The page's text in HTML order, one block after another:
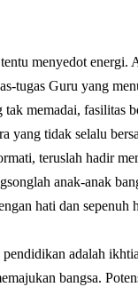
menyedot energi.
tugas Guru yang
memadai, fasilitas
yang tidak selalu
teruslah hadir
anak-anak
hati dan sepenuh
adalah
bangsa.